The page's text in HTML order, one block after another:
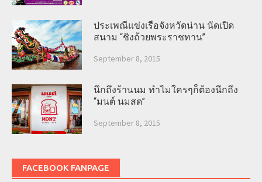
ประเพณีแข่งเรือจังหวัดน่าน นัดเปิด
สนาม “ชิงถ้วยพระราชทาน”
September 8, 2015
นึกถึงร้านนม ทำไมใครๆก็ต้องนึกถึง
“มนต์ นมสด”
September 8, 2015
FACEBOOK FANPAGE